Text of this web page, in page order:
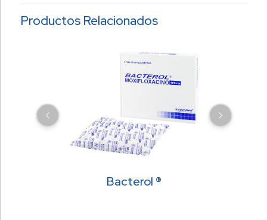
Productos Relacionados
Bacterol ®